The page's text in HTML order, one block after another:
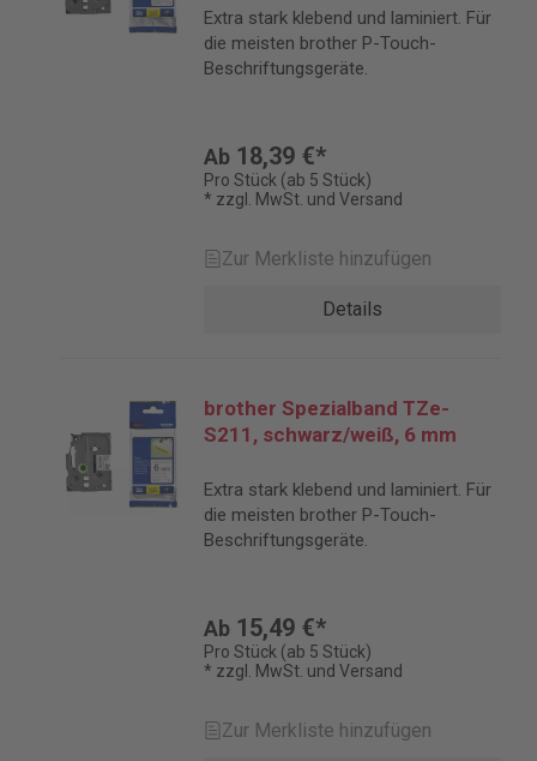
Extra stark klebend und laminiert. Für
die meisten brother P-Touch-
Beschriftungsgeräte.
Ab 18,39 €*
Pro Stück (ab 5 Stück)
* zzgl. MwSt. und Versand
Zur Merkliste hinzufügen
Details
brother Spezialband TZe-
S211, schwarz/weiß, 6 mm
Extra stark klebend und laminiert. Für
die meisten brother P-Touch-
Beschriftungsgeräte.
Ab 15,49 €*
Pro Stück (ab 5 Stück)
* zzgl. MwSt. und Versand
Zur Merkliste hinzufügen